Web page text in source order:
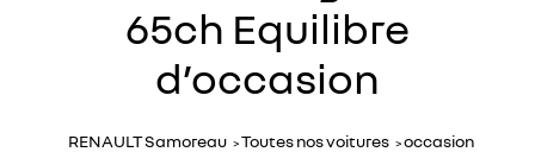
65ch Equilibre
d’occasion
RENAULT Samoreau Toutes nos voitures
occasion